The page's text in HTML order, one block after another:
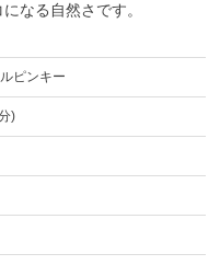
なる自然さです。
ピンキー
)